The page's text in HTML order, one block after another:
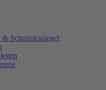
& Schminkspiegel